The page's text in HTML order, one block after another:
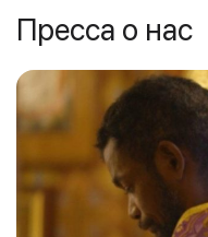
Пресса о нас